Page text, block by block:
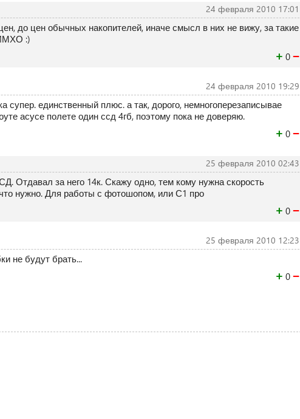
24 февраля 2010 17:01
до цен обычных накопителей, иначе смысл в них не вижу, за такие
:)
+ 0 −
24 февраля 2010 19:29
супер. единственный плюс. а так, дорого, немногоперезаписывае
асусе полете один ссд 4гб, поэтому пока не доверяю.
+ 0 −
25 февраля 2010 02:43
Отдавал за него 14к. Скажу одно, тем кому нужна скорость
нужно. Для работы с фотошопом, или С1 про
+ 0 −
25 февраля 2010 12:23
не будут брать...
+ 0 −